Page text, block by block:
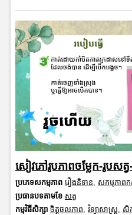
សៀវភៅរូបភាពចម្លែក-រូបសត្វ-
ប្រភេទសកម្មភាព រឿងនិទាន, សកម្មភាព
ប្រធានបទតាមខែ សត្វ
កម្មវិធីសិក្សា ចិត្តចលភាព, វិទ្យាសាស្រ្ត, សិ